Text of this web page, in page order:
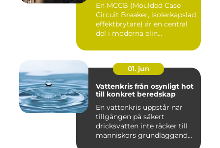
En MCCB (Moulded Case
Circuit Breaker, isolerkapslad
effektbrytare) är en central
del i moderna elin...
01. jun
Vattenkris från osynligt hot
till konkret beredskap
En vattenkris uppstår när
tillgången på säkert
dricksvatten inte räcker till
människors grundläggand...